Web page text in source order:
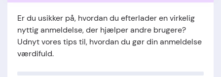
Er du usikker på, hvordan du efterlader en virkelig
nyttig anmeldelse, der hjælper andre brugere?
Udnyt vores tips til, hvordan du gør din anmeldelse
værdifuld.